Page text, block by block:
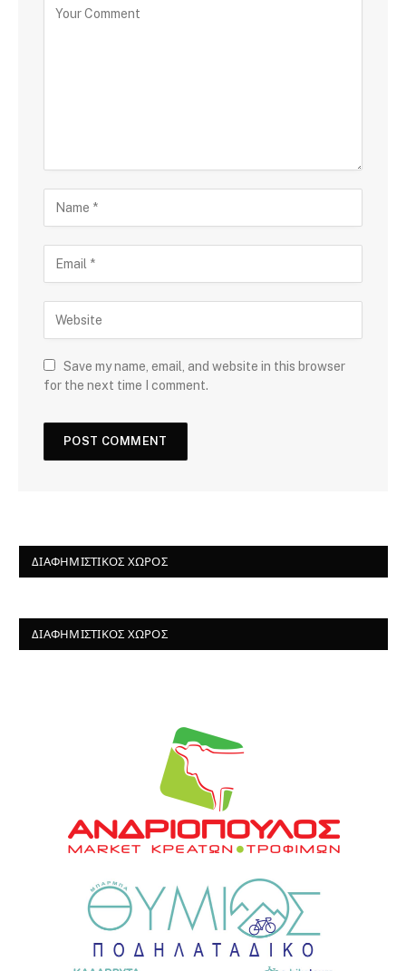
Save my name, email, and website in this browser
for the next time I comment.
ΔΙΑΦΗΜΙΣΤΙΚΌΣ ΧΏΡΟΣ
ΔΙΑΦΗΜΙΣΤΙΚΌΣ ΧΏΡΟΣ